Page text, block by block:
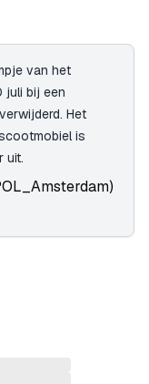
van het
juli bij een
Het
is
uit.